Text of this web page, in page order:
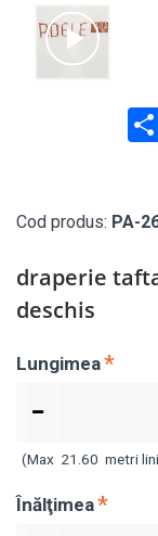
Cod produs: PA-
draperie
deschis
Lungimea
(Max 21.60 metri
Înălţimea